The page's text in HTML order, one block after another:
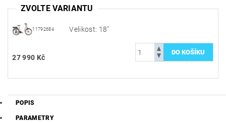
ZVOLTE VARIANTU
11792684 Velikost: 18"
27 990 Kč
POPIS
PARAMETRY